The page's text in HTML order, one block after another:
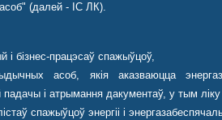
(далей - ІС ЛК).
і бізнес-працэсаў спажыўцоў,
асоб, якія аказваюцца
і атрымання дакументаў, у тым
спажыўцоў энергіі і